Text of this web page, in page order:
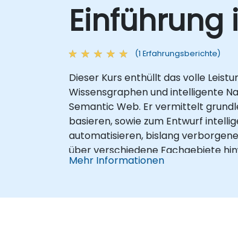
Einführung
(1 Erfahrungsberichte)
Dieser Kurs enthüllt das volle
Wissensgraphen und intelligente
Semantic Web. Er vermittelt
basieren, sowie zum Entwurf
automatisieren, bislang
über verschiedene Fachgebiete
Mehr Informationen